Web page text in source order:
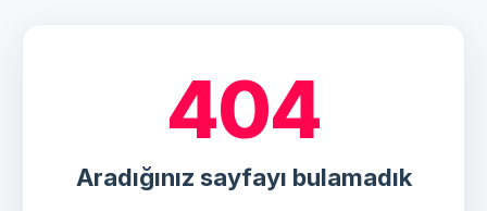
404
Aradığınız sayfayı bulamadık